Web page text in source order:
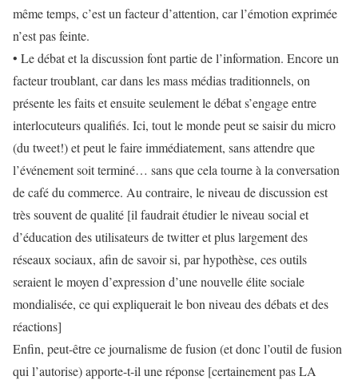
même temps, c’est un facteur d’attention, car l’émotion exprimée
n’est pas feinte.
• Le débat et la discussion font partie de l’information. Encore un
facteur troublant, car dans les mass médias traditionnels, on
présente les faits et ensuite seulement le débat s’engage entre
interlocuteurs qualifiés. Ici, tout le monde peut se saisir du micro
(du tweet!) et peut le faire immédiatement, sans attendre que
l’événement soit terminé… sans que cela tourne à la conversation
de café du commerce. Au contraire, le niveau de discussion est
très souvent de qualité [il faudrait étudier le niveau social et
d’éducation des utilisateurs detwitteret plus largement des
réseaux sociaux, afin de savoir si, par hypothèse, ces outils
seraient le moyen d’expression d’une nouvelle élite sociale
mondialisée, ce qui expliquerait le bon niveau des débats et des
réactions]
Enfin, peut-être ce journalisme de fusion (et donc l’outil de fusion
qui l’autorise) apporte-t-il une réponse [certainement pas LA